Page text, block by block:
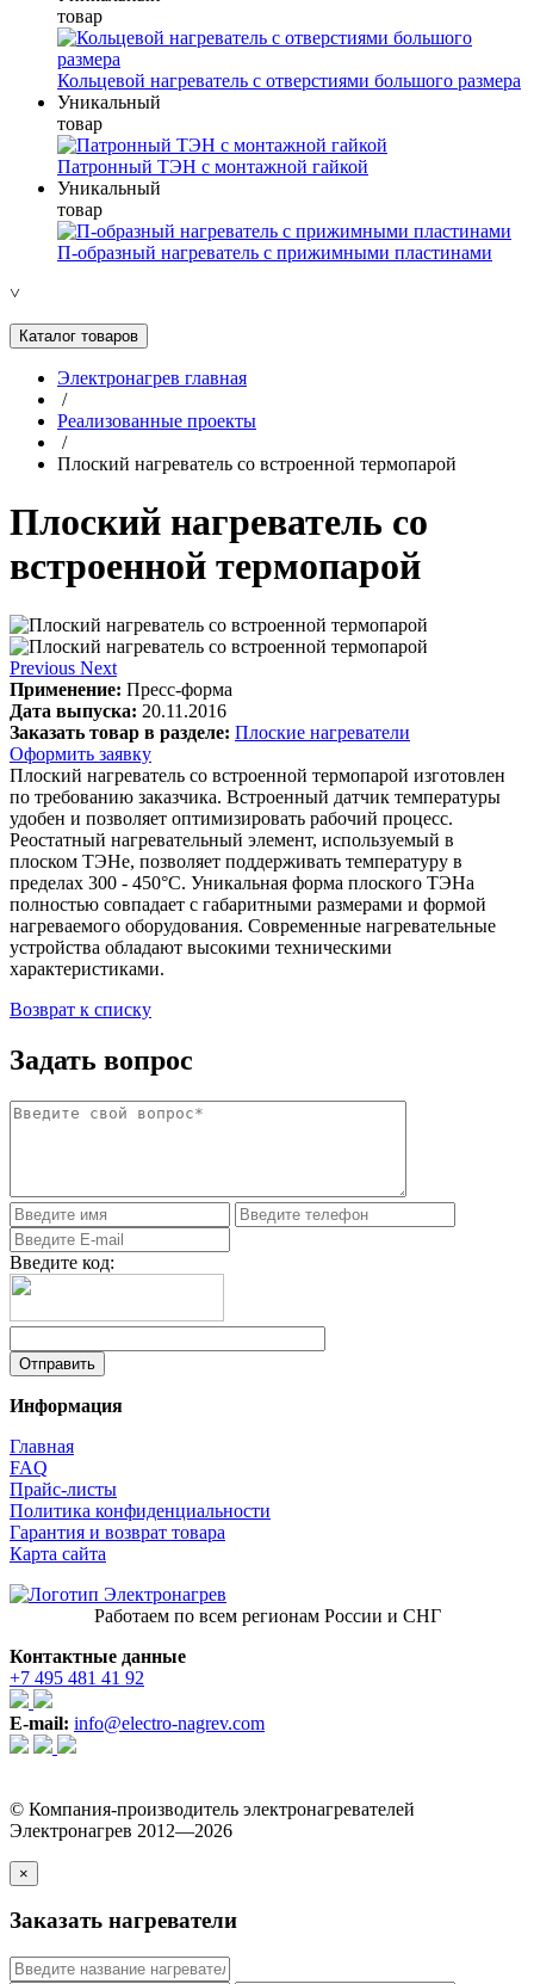
товар
Кольцевой нагреватель с отверстиями большого размера
Уникальный
товар
Патронный ТЭН с монтажной гайкой
Уникальный
товар
П-образный нагреватель с прижимными пластинами
˅
Каталог товаров
Электронагрев главная
/
Реализованные проекты
/
Плоский нагреватель со встроенной термопарой
Плоский нагреватель со
встроенной термопарой
Previous Next
Применение: Пресс-форма
Дата выпуска: 20.11.2016
Заказать товар в разделе: Плоские нагреватели
Оформить заявку
Плоский нагреватель со встроенной термопарой изготовлен
по требованию заказчика. Встроенный датчик температуры
удобен и позволяет оптимизировать рабочий процесс.
Реостатный нагревательный элемент, используемый в
плоском ТЭНе, позволяет поддерживать температуру в
пределах 300 - 450°С. Уникальная форма плоского ТЭНа
полностью совпадает с габаритными размерами и формой
нагреваемого оборудования. Современные нагревательные
устройства обладают высокими техническими
характеристиками.
Возврат к списку
Задать вопрос
Введите код:
Информация
Главная
FAQ
Прайс-листы
Политика конфиденциальности
Гарантия и возврат товара
Карта сайта
Работаем по всем регионам России и СНГ
Контактные данные
+7 495 481 41 92
E-mail: info@electro-nagrev.com
© Компания-производитель электронагревателей
Электронагрев 2012—2026
×
Заказать нагреватели